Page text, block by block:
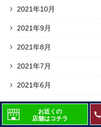
2021年10月
2021年9月
2021年8月
2021年7月
2021年6月
2021年5月
2021年4月
お近くの
店舗はコチラ